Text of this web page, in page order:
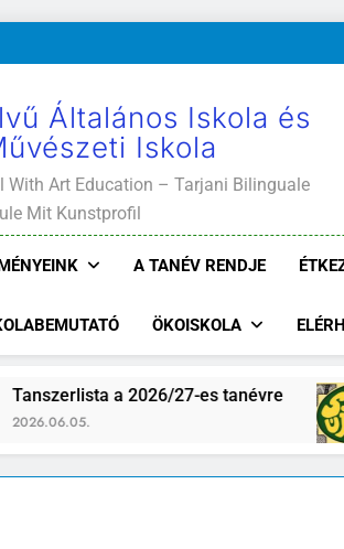
Általános Iskola és
Iskola
Art Education – Tarjani Bilinguale
Mit Kunstprofil
A TANÉV RENDJE
ÖKOISKOLA
2026/27-es tanévre